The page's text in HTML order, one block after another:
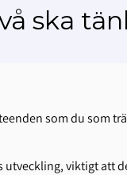
ska
som du som
viktigt